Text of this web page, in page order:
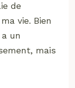
de
vie. Bien
un
mais